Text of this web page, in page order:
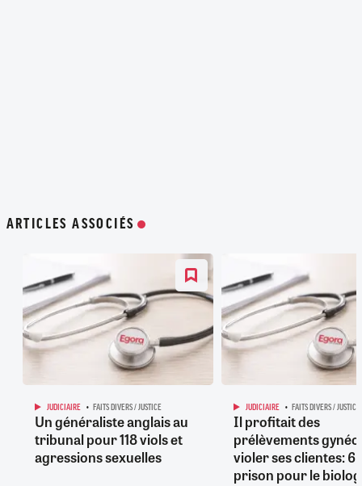
ARTICLES ASSOCIÉS
JUDICIAIRE FAITS DIVERS / JUSTICE
Un généraliste anglais au
tribunal pour 118 viols et
agressions sexuelles
JUDICIAIRE FAITS DIVERS / JUSTICE
Il profitait des
prélèvements
violer ses clientes: 6
prison pour le